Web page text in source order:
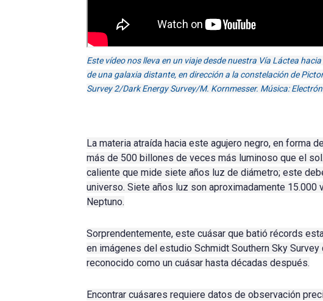
Este vídeo nos lleva en un viaje desde nuestra Vía Láctea
de una galaxia distante, en dirección a la constelación de
Survey 2/Dark Energy Survey/M. Kornmesser. Música:
La materia atraída hacia este agujero negro, en forma
más de 500 billones de veces más luminoso que el sol.
caliente que mide siete años luz de diámetro; este
universo. Siete años luz son aproximadamente
Neptuno.
Sorprendentemente, este cuásar que batió récords
en imágenes del estudio Schmidt Southern Sky
reconocido como un cuásar hasta décadas después.
Encontrar cuásares requiere datos de observación